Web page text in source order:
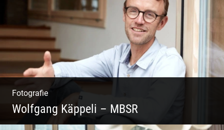
Fotografie
Wolfgang Käppeli – MBSR